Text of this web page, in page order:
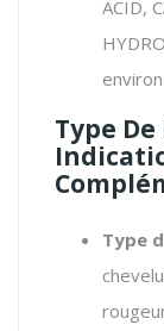
ACID,
Type
Type